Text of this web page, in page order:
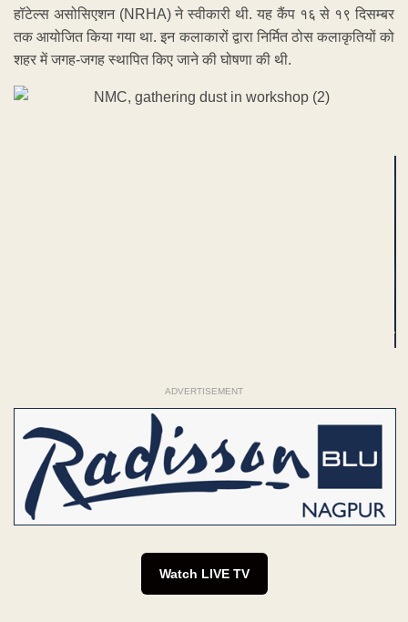
हॉटेल्स असोसिएशन (NRHA) ने स्वीकारी थी. यह कैंप १६ से १९ दिसम्बर
तक आयोजित किया गया था. इन कलाकारों द्वारा निर्मित ठोस कलाकृतियों को
शहर में जगह-जगह स्थापित किए जाने की घोषणा की थी.
ADVERTISEMENT
Watch LIVE TV